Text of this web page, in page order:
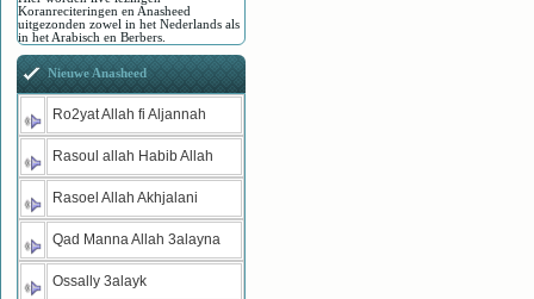
Koranreciteringen en Anasheed
uitgezonden zowel in het Nederlands als
in het Arabisch en Berbers.
Nieuwe Anasheed
Ro2yat Allah fi Aljannah
Rasoul allah Habib Allah
Rasoel Allah Akhjalani
Qad Manna Allah 3alayna
Ossally 3alayk